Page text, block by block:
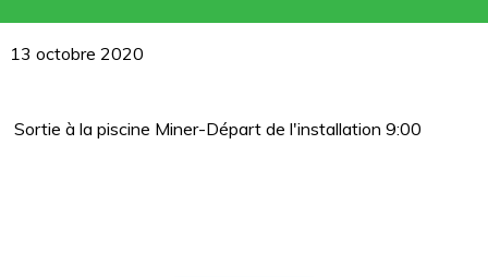
13 octobre 2020
Sortie à la piscine Miner-Départ de l'installation 9:00